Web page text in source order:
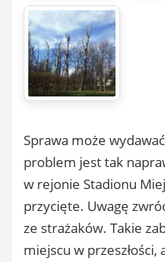
Sprawa może
problem jest tak
w rejonie Stadionu
przycięte. Uwagę
ze strażaków. Takie
miejscu w